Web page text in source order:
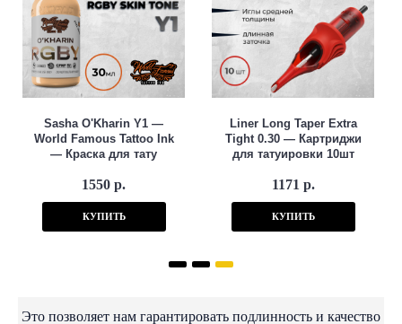
Sasha O'Kharin Y1 —
World Famous Tattoo Ink
— Краска для тату
1550 р.
КУПИТЬ
Liner Long Taper Extra
Tight 0.30 — Картриджи
для татуировки 10шт
1171 р.
КУПИТЬ
Это позволяет нам гарантировать подлинность и качество